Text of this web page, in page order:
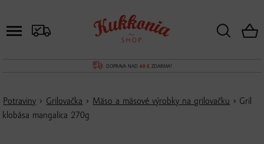
DOPRAVA NAD 60 €ZDARMA!
Potraviny › Grilovačka › Mäso a mäsové výrobky na grilovačku › Gril
klobása mangalica 270g